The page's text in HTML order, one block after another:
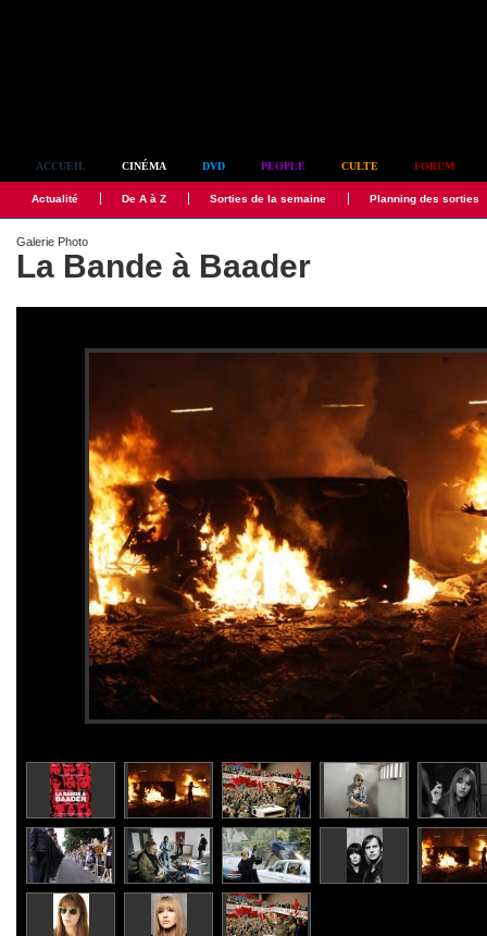
ACCUEIL CINÉMA DVD PEOPLE CULTE FORUM
Actualité De A à Z Sorties de la semaine Planning des sorties
Galerie Photo
La Bande à Baader